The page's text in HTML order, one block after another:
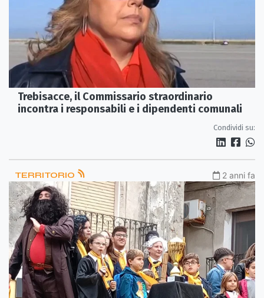
Trebisacce, il Commissario straordinario
incontra i responsabili e i dipendenti comunali
Condividi su:
TERRITORIO 2 anni fa